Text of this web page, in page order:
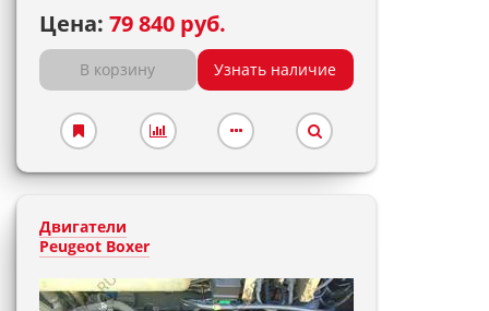
Цена: 79 840 руб.
В корзину Узнать наличие
Двигатели
Peugeot Boxer